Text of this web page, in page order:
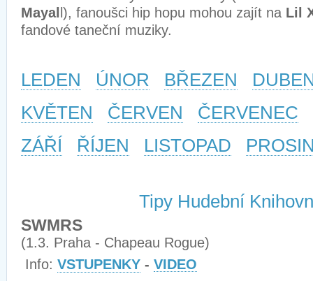
Mayal l), fanoušci hip hopu mohou zajít na Lil
fandové taneční muziky.
LEDEN ÚNOR BŘEZEN
KVĚTEN
ČERVEN
ČERVENEC
ZÁŘÍ
ŘÍJEN LISTOPAD
Tipy Hudební
SWMRS
(1.3. Praha - Chapeau Rogue)
Info: VSTUPENKY - VIDEO